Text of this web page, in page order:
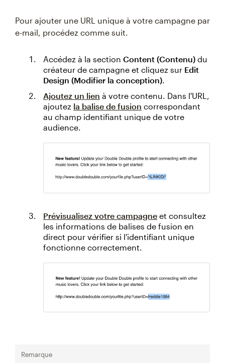
Pour ajouter une URL unique à votre campagne par
e-mail, procédez comme suit.
Accédez à la section Content (Contenu) du
créateur de campagne et cliquez sur Edit
Design (Modifier la conception).
Ajoutez un lien à votre contenu. Dans l'URL,
ajoutez la balise de fusion correspondant
au champ identifiant unique de votre
audience.
Prévisualisez votre campagne et consultez
les informations de balises de fusion en
direct pour vérifier si l'identifiant unique
fonctionne correctement.
Remarque